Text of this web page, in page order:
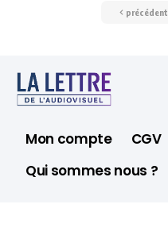
précédent
Mon compte CGV
Qui sommes nous ?